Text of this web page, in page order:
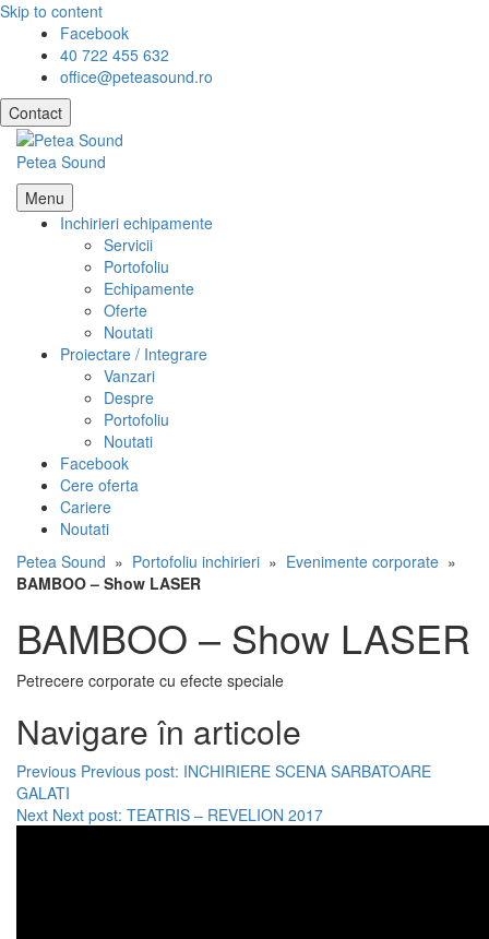
Skip to content
Facebook
40 722 455 632
office@peteasound.ro
Contact
Petea Sound
Menu
Inchirieri echipamente
Servicii
Portofoliu
Echipamente
Oferte
Noutati
Proiectare / Integrare
Vanzari
Despre
Portofoliu
Noutati
Facebook
Cere oferta
Cariere
Noutati
Petea Sound » Portofoliu inchirieri » Evenimente corporate »
BAMBOO – Show LASER
BAMBOO – Show LASER
Petrecere corporate cu efecte speciale
Navigare în articole
Previous Previous post: INCHIRIERE SCENA SARBATOARE
GALATI
Next Next post: TEATRIS – REVELION 2017